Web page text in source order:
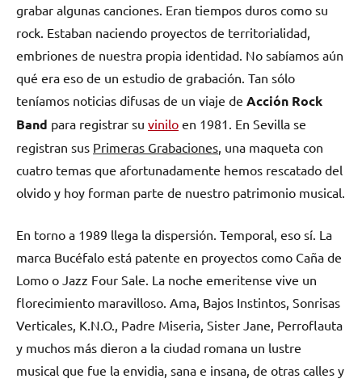
grabar algunas canciones. Eran tiempos duros como su
rock. Estaban naciendo proyectos de territorialidad,
embriones de nuestra propia identidad. No sabíamos aún
qué era eso de un estudio de grabación. Tan sólo
teníamos noticias difusas de un viaje de Acción Rock
Band para registrar su vinilo en 1981. En Sevilla se
registran sus Primeras Grabaciones , una maqueta con
cuatro temas que afortunadamente hemos rescatado del
olvido y hoy forman parte de nuestro patrimonio musical.
En torno a 1989 llega la dispersión. Temporal, eso sí. La
marca Bucéfalo está patente en proyectos como Caña de
Lomo o Jazz Four Sale. La noche emeritense vive un
florecimiento maravilloso. Ama, Bajos Instintos, Sonrisas
Verticales, K.N.O., Padre Miseria, Sister Jane, Perroflauta
y muchos más dieron a la ciudad romana un lustre
musical que fue la envidia, sana e insana, de otras calles y